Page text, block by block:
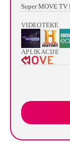
Super MOVE TV
VIDEOTEKE
APLIKACIJE